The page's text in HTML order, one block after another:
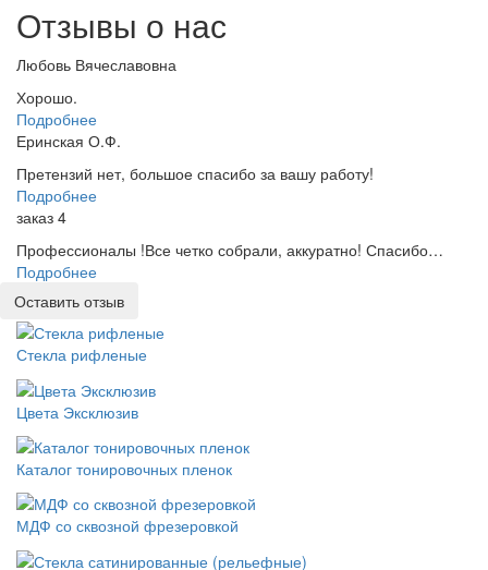
Отзывы о нас
Любовь Вячеславовна
Хорошо.
Подробнее
Еринская О.Ф.
Претензий нет, большое спасибо за вашу работу!
Подробнее
заказ 4
Профессионалы !Все четко собрали, аккуратно! Спасибо…
Подробнее
Оставить отзыв
Стекла рифленые
Цвета Эксклюзив
Каталог тонировочных пленок
МДФ со сквозной фрезеровкой